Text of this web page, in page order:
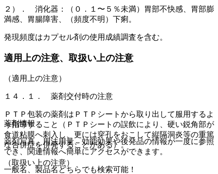
２）． 消化器：（０．１〜５％未満）胃部不快感、胃部膨
満感、胃腸障害、（頻度不明）下痢。
発現頻度はカプセル剤の使用成績調査を含む。
適用上の注意、取扱い上の注意
（適用上の注意）
１４．１． 薬剤交付時の注意
ＰＴＰ包装の薬剤はＰＴＰシートから取り出して服用するよ
う指導すること（ＰＴＰシートの誤飲により、硬い鋭角部が
食道粘膜へ刺入し、更には穿孔をおこして縦隔洞炎等の重篤
な合併症を併発することがある）。
（取扱い上の注意）
薬剤情報
薬剤写真、用法用量、効能効果や後発品の情報が一度に参照
でき、関連情報へ簡単にアクセスができます。
一般名、製品名どちらでも検索可能！